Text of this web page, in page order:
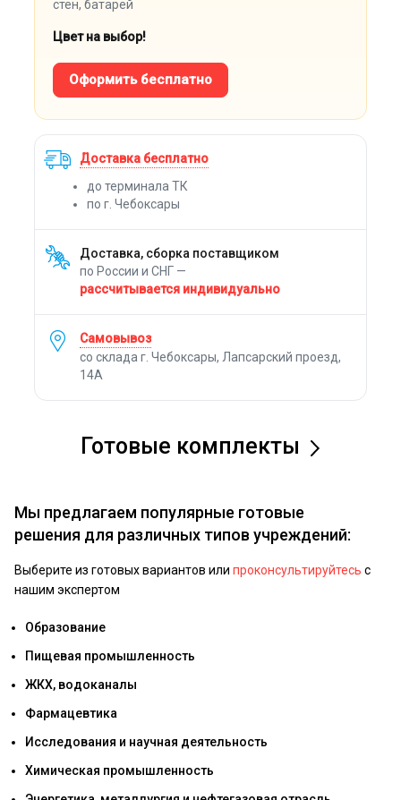
стен, батарей
Цвет на выбор!
Оформить бесплатно
Доставка бесплатно
до терминала ТК
по г. Чебоксары
Доставка, сборка поставщиком
по России и СНГ —
рассчитывается индивидуально
Самовывоз
со склада г. Чебоксары, Лапсарский проезд,
14А
Готовые комплекты
Мы предлагаем популярные готовые
решения для различных типов учреждений:
Выберите из готовых вариантов или проконсультируйтесь с
нашим экспертом
Образование
Пищевая промышленность
ЖКХ, водоканалы
Фармацевтика
Исследования и научная деятельность
Химическая промышленность